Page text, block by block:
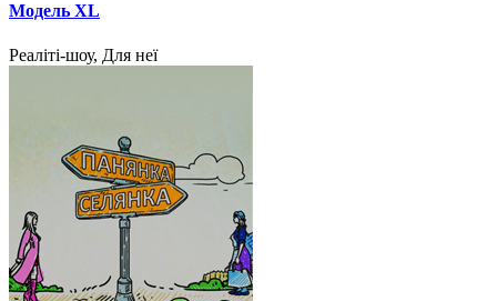
Модель XL
Реаліті-шоу, Для неї